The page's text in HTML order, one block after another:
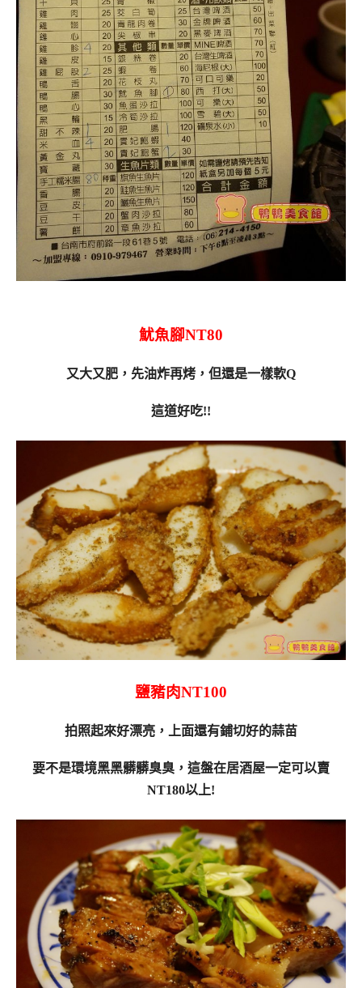
魷魚腳NT80
又大又肥，先油炸再烤，但還是一樣軟Q
這道好吃!!
鹽豬肉NT100
拍照起來好漂亮，上面還有鋪切好的蒜苗
要不是環境黑黑髒髒臭臭，這盤在居酒屋一定可以賣
NT180以上!